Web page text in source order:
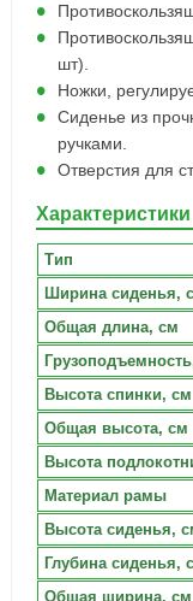
шт).
Ножки,
Сиденье из
ручками.
Отверстия для
Характеристики
Тип
Ширина сиденья,
Общая длина, см
Высота спинки, см
Общая высота, см
Высота
Материал рамы
Высота сиденья,
Глубина сиденья,
Общая ширина, см